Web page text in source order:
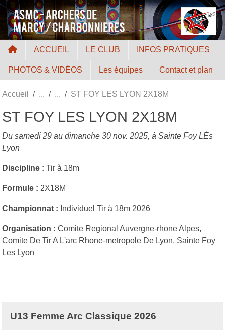
ACCUEIL LE CLUB INFOS PRATIQUES
PHOTOS & VIDÉOS Les équipes Contact et plan
Accueil ST FOY LES LYON 2X18M
ST FOY LES LYON 2X18M
Du samedi 29 au dimanche 30 nov. 2025, à Sainte Foy LÈs
Lyon
Discipline : Tir à 18m
Formule : 2X18M
Championnat : Individuel Tir à 18m 2026
Organisation : Comite Regional Auvergne-rhone Alpes,
Comite De Tir A L'arc Rhone-metropole De Lyon, Sainte Foy
Les Lyon
U13 Femme Arc Classique 2026
Panneau de gestion des cookies